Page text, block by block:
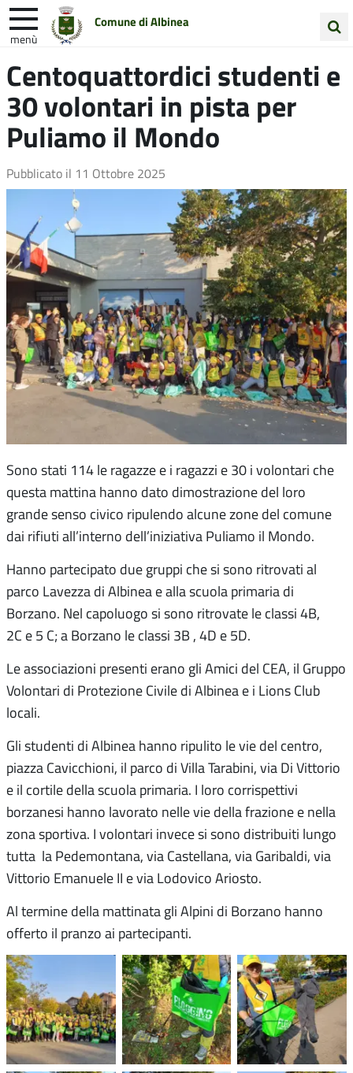
Comune di Albinea
menù
nel
sito
Entra in Comune Vivi Albinea
Unione Colline Matildiche
Centoquattordici studenti e
30 volontari in pista per
Puliamo il Mondo
Pubblicato il 11 Ottobre 2025
Sono stati 114 le ragazze e i ragazzi e 30 i volontari che
questa mattina hanno dato dimostrazione del loro
grande senso civico ripulendo alcune zone del comune
dai rifiuti all’interno dell’iniziativa Puliamo il Mondo.
Hanno partecipato due gruppi che si sono ritrovati al
parco Lavezza di Albinea e alla scuola primaria di
Borzano. Nel capoluogo si sono ritrovate le classi 4B,
2C e 5 C; a Borzano le classi 3B , 4D e 5D.
Le associazioni presenti erano gli Amici del CEA, il Gruppo
Volontari di Protezione Civile di Albinea e i Lions Club
locali.
Gli studenti di Albinea hanno ripulito le vie del centro,
piazza Cavicchioni, il parco di Villa Tarabini, via Di Vittorio
e il cortile della scuola primaria. I loro corrispettivi
borzanesi hanno lavorato nelle vie della frazione e nella
zona sportiva. I volontari invece si sono distribuiti lungo
tutta la Pedemontana, via Castellana, via Garibaldi, via
Vittorio Emanuele II e via Lodovico Ariosto.
Al termine della mattinata gli Alpini di Borzano hanno
offerto il pranzo ai partecipanti.